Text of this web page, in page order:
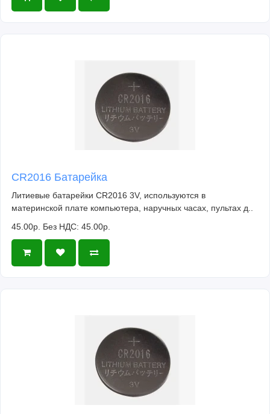
CR2016 Батарейка
Литиевые батарейки CR2016 3V, используются в
материнской плате компьютера, наручных часах, пультах д..
45.00р. Без НДС: 45.00р.